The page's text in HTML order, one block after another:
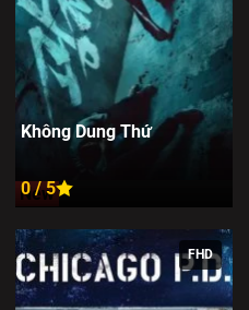
New
Không Dung Thứ
0 / 5
FHD